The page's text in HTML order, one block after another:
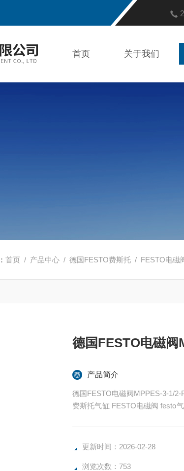
首页 关于我们
首页 / 产品中心 /德国FESTO费斯托 / FESTO电磁
德国FESTO电磁阀
产品简介
德国FESTO电磁阀MPPES-3-1/2-
费斯托气缸 FESTO电磁阀 festo
更新时间：2026-02-28
浏览次数：753